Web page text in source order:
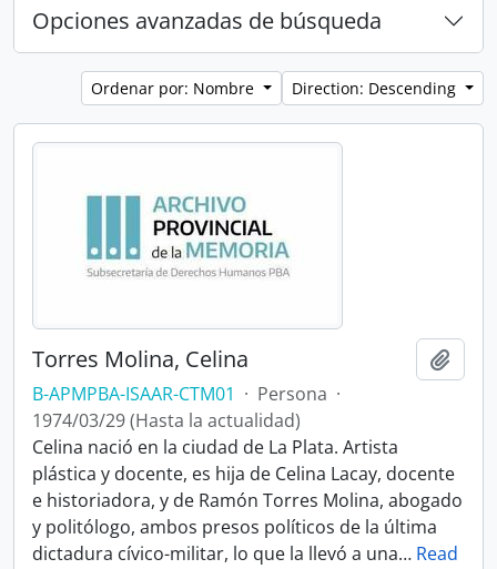
Opciones avanzadas de búsqueda
Ordenar por: Nombre Direction: Descending
Torres Molina, Celina
B-APMPBA-ISAAR-CTM01 · Persona ·
1974/03/29 (Hasta la actualidad)
Celina nació en la ciudad de La Plata. Artista
plástica y docente, es hija de Celina Lacay, docente
e historiadora, y de Ramón Torres Molina, abogado
y politólogo, ambos presos políticos de la última
dictadura cívico-militar, lo que la llevó a una… Read